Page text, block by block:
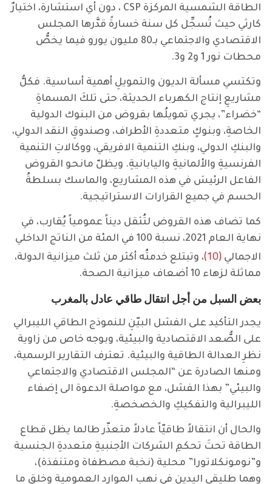
الطاقة الشمسية المركزة CSP ، دون أي استشارة، اختيارٌ
كارثي حيث تُسجِّل كل سنة خسارةً قدَّرها المجلس
الاقتصادي والاجتماعي بـ80 مليون يورو فيما يخصُّ
محطات نور 1 و2 و3.
وتكتسي مسألة الديون والتمويلِ أهمية أساسية. فكلُّ
مشاريعِ إنتاج الكهرباء الحديثة، حتى تلكَ المسماةِ
“خضراء”، يجري تمويلُها بقروض من البنوك الدولية
الخاصةِ، وبنوكٍ متعددةِ الأطراف، وصندوقِ النقد الدولي،
والبنكِ الدولي، وبنكِ التنمية الافريقي، ووكالاتِ التنمية
الفرنسيةِ والألمانيةِ واليابانيةِ. ويظلّ مانحو القروض
الفاعل الرئيسَ في هذه المشاريع، والماسك بسلطةُ
الحسم في جميع القرارات الاستراتيجية.
كما تضاف هذه القروض لتُثقل ديناً عمومياً يُقارب، في
نهاية العام 2021، نسبة 100 في المئة من الناتج الداخلي
الاجمالي (10)
، وتبتلع خدمتُه أكثر من ثلث ميزانية الدولة،
مماثلة لزهاء 10 أضعاف ميزانية الصحة.
بعض السبل من أجل انتقال طاقي عادل بالمغرب
يجدر التأكيد على الفشل البيّنِ للنموذج الطاقي الليبرالي
على الصُّعد الاقتصادية والبيئية، وبوجه خاص من زاوية
نظرِ العدالة الطاقية والبيئية. تعترف التقارير الرسمية،
ومنها الصادرة عن “المجلس الاقتصادي والاجتماعي
والبيئي” بهذا الفشل، مع مواصلة الدعوة الى إضفاء
الليبرالية والتفكيكِ والخصخصةِ.
والحال أن انتقالاً طاقيّاً عادلاً متعذّر طالما يظل قطاع
الطاقة تحتَ تحكمِ الشركات الأجنبيةِ متعددةِ الجنسية
و”نومونكلاتورا” محلية (نخبة مصطفاة ومتنفذة)،
وهما طليقي اليدين في نهبِ الموارد العمومية وخلقِ ما